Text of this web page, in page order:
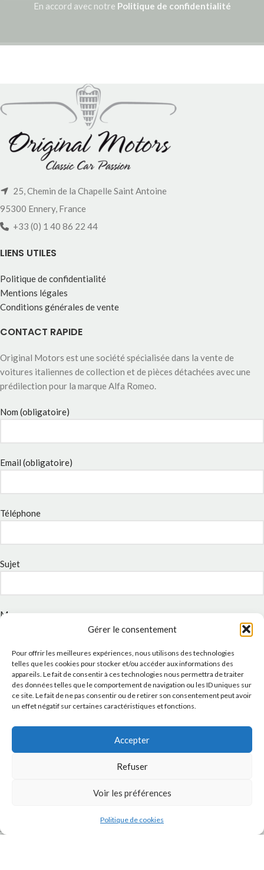
Gérer le consentement
Pour offrir les meilleures expériences, nous utilisons des technologies
telles que les cookies pour stocker et/ou accéder aux informations des
appareils. Le fait de consentir à ces technologies nous permettra de traiter
des données telles que le comportement de navigation ou les ID uniques sur
ce site. Le fait de ne pas consentir ou de retirer son consentement peut avoir
un effet négatif sur certaines caractéristiques et fonctions.
Accepter
Refuser
Voir les préférences
Politique de cookies
En accord avec notre Politique de confidentialité
25, Chemin de la Chapelle Saint Antoine
95300 Ennery, France
+33 (0) 1 40 86 22 44
LIENS UTILES
Politique de confidentialité
Mentions légales
Conditions générales de vente
CONTACT RAPIDE
Original Motors est une société spécialisée dans la vente de
voitures italiennes de collection et de pièces détachées avec une
prédilection pour la marque Alfa Romeo.
Nom (obligatoire)
Email (obligatoire)
Téléphone
Sujet
Message
J'accepte laPolitique de confidentialitéde ce site.
INSTAGRAM